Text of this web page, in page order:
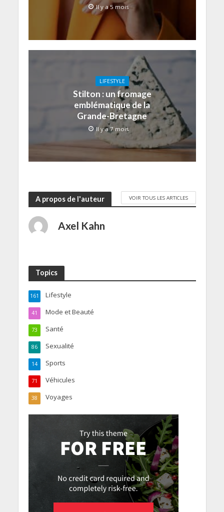
Il y a 5 mois
LIFESTYLE
Stilton : un fromage
emblématique de la
Grande-Bretagne
Il y a 7 mois
A propos de l'auteur VOIR TOUS LES ARTICLES
Axel Kahn
Topics
Lifestyle
161
Mode et Beauté
41
Santé
73
Sexualité
86
Sports
14
Véhicules
71
Voyages
38